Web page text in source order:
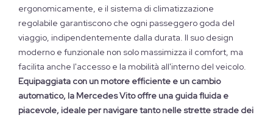
ergonomicamente, e il sistema di climatizzazione
regolabile garantiscono che ogni passeggero goda del
viaggio, indipendentemente dalla durata. Il suo design
moderno e funzionale non solo massimizza il comfort, ma
facilita anche l'accesso e la mobilità all'interno del veicolo.
Equipaggiata con un motore efficiente e un cambio
automatico, la Mercedes Vito offre una guida fluida e
piacevole, ideale per navigare tanto nelle strette strade dei